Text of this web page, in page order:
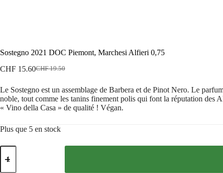
Sostegno 2021 DOC Piemont, Marchesi Alfieri 0,75
CHF19.50
Le
initial
était :
CHF 19.50.
CHF 15.60Le
actuel
est :
CHF 15.60.
Le Sostegno est un assemblage de Barbera et de Pinot Nero. Le
noble, tout comme les tanins finement polis qui font la réputation des
« Vino della Casa » de qualité ! Végan.
Plus que 5 en stock
quantité
de